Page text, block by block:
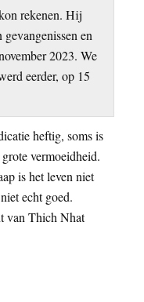
rekenen. Hij
en
2023. We
eerder, op 15
heftig, soms is
vermoeidheid.
is het leven niet
echt goed.
van Thich Nhat